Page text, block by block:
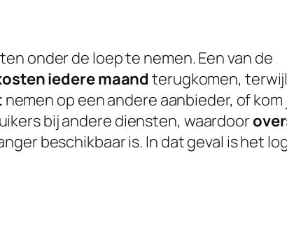
onder de loep te nemen. Een van de
iederemaand terugkomen,
nemen op een andere aanbieder, of
bij andere diensten, waardoor
beschikbaar is. In dat geval is het